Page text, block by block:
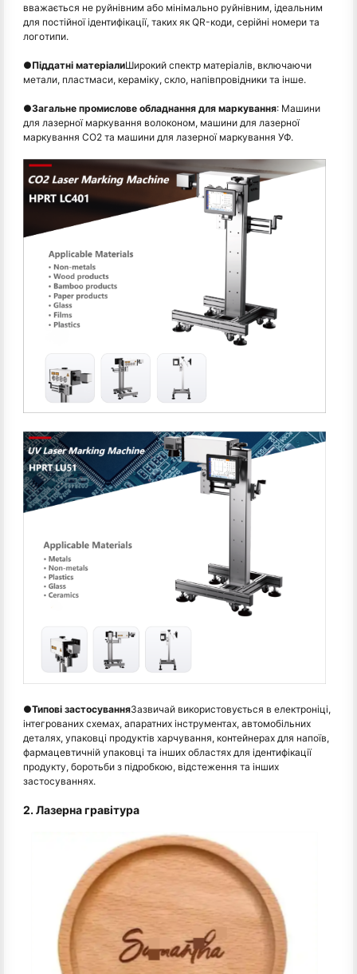
вважається не руйнівним або мінімально руйнівним, ідеальним
для постійної ідентифікації, таких як QR-коди, серійні номери та
логотипи.
●Піддатні матеріалиШирокий спектр матеріалів, включаючи
метали, пластмаси, кераміку, скло, напівпровідники та інше.
●Загальне промислове обладнання для маркування: Машини
для лазерної маркування волоконом, машини для лазерної
маркування CO2 та машини для лазерної маркування УФ.
●Типові застосуванняЗазвичай використовується в електроніці,
інтегрованих схемах, апаратних інструментах, автомобільних
деталях, упаковці продуктів харчування, контейнерах для напоїв,
фармацевтичній упаковці та інших областях для ідентифікації
продукту, боротьби з підробкою, відстеження та інших
застосуваннях.
2. Лазерна гравітура